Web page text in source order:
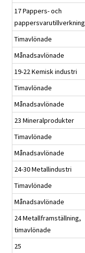
17 Pappers- och
pappersvarutillverkning
Timavlönade
Månadsavlönade
19-22 Kemisk industri
Timavlönade
Månadsavlönade
23 Mineralprodukter
Timavlönade
Månadsavlönade
24-30 Metallindustri
Timavlönade
Månadsavlönade
24 Metallframställning,
timavlönade
25